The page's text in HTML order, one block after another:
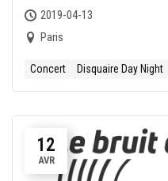
2019-04-13
Paris
Concert Disquaire Day Night
12
AVR